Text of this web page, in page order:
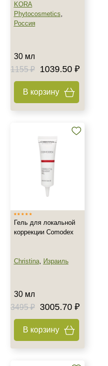
KORA
Phytocosmetics,
Россия
30 мл
1155 ₽
1039.50 ₽
В корзину
Гель для локальной
коррекции Comodex
Christina, Израиль
30 мл
3495 ₽
3005.70 ₽
В корзину